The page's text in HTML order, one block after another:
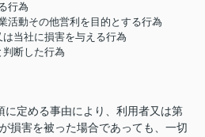
行為
活動その他営利を目的とする行為
当社に損害を与える行為
断した行為
に定める事由により、利用者又は第
損害を被った場合であっても、一切